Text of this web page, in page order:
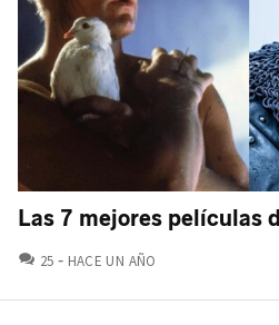
Las 7 mejores películas
25 COMENTARIOS
HACE UN AÑO